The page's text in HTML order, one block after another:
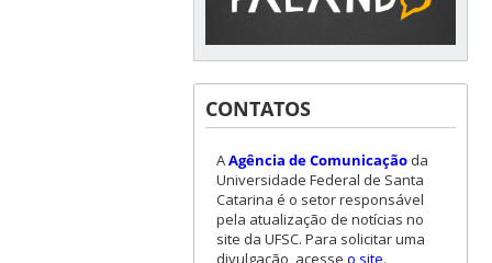
CONTATOS
AAgência de Comunicaçãoda
Universidade Federal de Santa
Catarina é o setor responsável
pela atualização de notícias no
site da UFSC. Para solicitar uma
divulgação, acesse o site.